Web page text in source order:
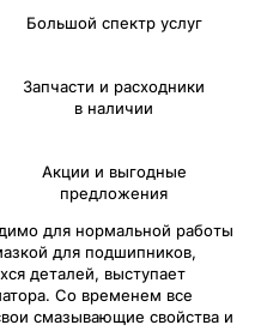
Большой спектр услуг
Запчасти и расходники
в наличии
Акции и выгодные
предложения
для нормальной работы
для подшипников,
деталей, выступает
Со временем все
смазывающие свойства и